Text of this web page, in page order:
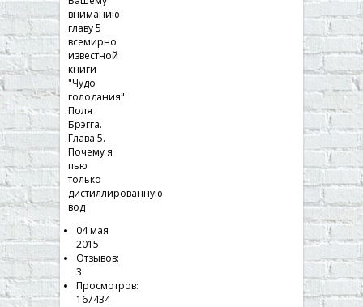
вниманию
главу 5
всемирно
известной
книги
"Чудо
голодания"
Поля
Брэгга.
Глава 5.
Почему я
пью
только
дистиллированную
вод
04 мая
2015
Отзывов:
3
Просмотров:
167434